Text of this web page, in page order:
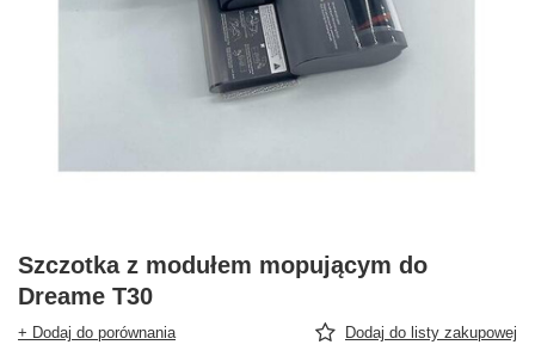
Szczotka z modułem mopującym do
Dreame T30
+ Dodaj do porównania Dodaj do listy zakupowej